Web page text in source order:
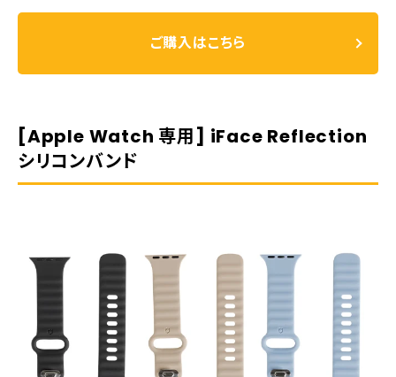
ご購入はこちら
[Apple Watch 専用] iFace Reflection
シリコンバンド